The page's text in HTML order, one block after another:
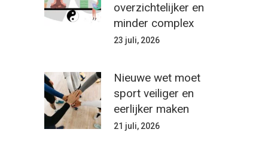
overzichtelijker en
minder complex
23 juli, 2026
Nieuwe wet moet
sport veiliger en
eerlijker maken
21 juli, 2026